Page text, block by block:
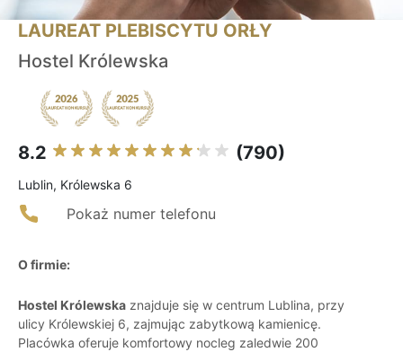
LAUREAT PLEBISCYTU ORŁY
Hostel Królewska
8.2 (790)
Lublin, Królewska 6
Pokaż numer telefonu
O firmie:
Hostel Królewska znajduje się w centrum Lublina, przy
ulicy Królewskiej 6, zajmując zabytkową kamienicę.
Placówka oferuje komfortowy nocleg zaledwie 200